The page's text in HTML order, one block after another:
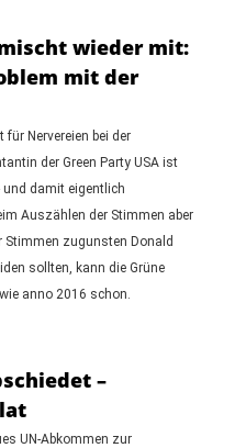
wieder mit:
mit der
Nervereien bei der
der Green Party USA ist
und damit eigentlich
Auszählen der Stimmen aber
zugunsten Donald
sollten, kann die Grüne
anno 2016 schon.
–
UN-Abkommen zur